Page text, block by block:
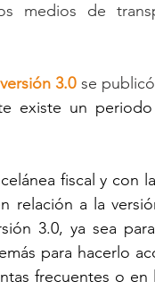
medios de
versión 3.0 se
fiscal y con
relación a la
3.0, ya sea
para hacerlo
frecuentes o en